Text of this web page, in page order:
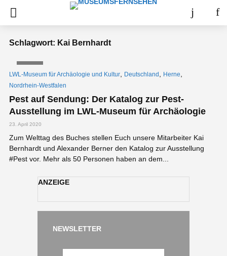
Schlagwort: Kai Bernhardt
LWL-Museum für Archäologie und Kultur Deutschland Herne
Nordrhein-Westfalen
Pest auf Sendung: Der Katalog zur Pest-
Ausstellung im LWL-Museum für Archäologie
23. April 2020
Zum Welttag des Buches stellen Euch unsere Mitarbeiter Kai
Bernhardt und Alexander Berner den Katalog zur Ausstellung
#Pest vor. Mehr als 50 Personen haben an dem...
ANZEIGE
NEWSLETTER